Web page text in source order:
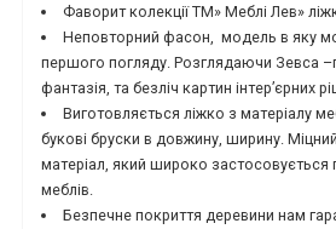
Фаворит колекції ТМ» Меблі Лев»
Неповторний фасон, модель в яку
першого погляду. Розглядаючи Зевса
фантазія, та безліч картин інтер’єрних
Виготовляється ліжко з матеріалу
букові бруски в довжину, ширину.
матеріал, який широко застосовується
меблів.
Безпечне покриття деревини нам